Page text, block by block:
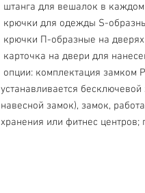
штанга для вешалок в каждом
крючки для одежды S-
крючки П-образные на
карточка на двери для
устанавливается
навесной замок), замок,
хранения или фитнес центров;